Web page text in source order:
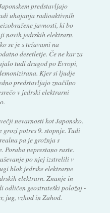
predstavljajo
uhajanja radioaktivnih
javnosti, ki bo
novih jedrskih elektrarn.
se je s težavami na
desetletje. Če ne kar za
tudi drugod po Evropi,
Kjer si ljudje
predstavljajo značilno
v jedrski elektrarni
nevarnosti kot Japonsko.
grozi potres 9. stopnje. Tudi
pa je grožnja s
Poraba neprestano raste.
po njej izstrelili v
blok jedrske elektrarne
elektrarn. Znanje in
odličen geostrateški položaj -
jug, vzhod in Zahod.